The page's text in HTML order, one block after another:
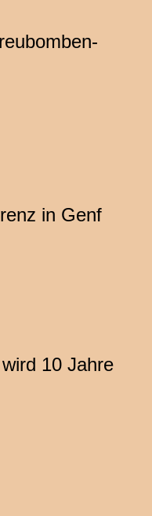
in Genf
10 Jahre